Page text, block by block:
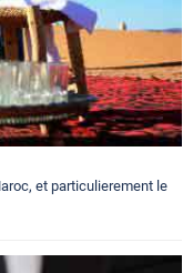
et particulierement le